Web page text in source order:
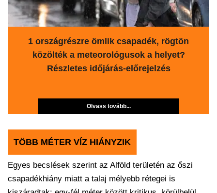
1 országrészre ömlik csapadék, rögtön
közölték a meteorológusok a helyet?
Részletes időjárás-előrejelzés
Olvass tovább...
TÖBB MÉTER VÍZ HIÁNYZIK
Egyes becslések szerint az Alföld területén az őszi
csapadékhiány miatt a talaj mélyebb rétegei is